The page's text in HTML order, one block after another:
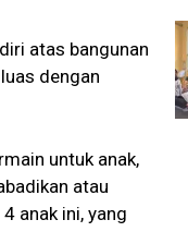
atas bangunan
dengan
untuk anak,
atau
anak ini, yang